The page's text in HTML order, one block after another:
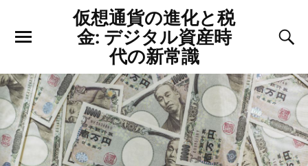
仮想通貨の進化と税
金: デジタル資産時
代の新常識